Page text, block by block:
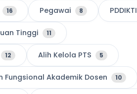
16 Pegawai 8 PDDIKTI
Tinggi 11
12 Alih Kelola PTS 5
Fungsional Akademik Dosen 10